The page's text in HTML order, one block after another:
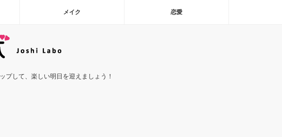
メイク 恋愛
プして、楽しい明日を迎えましょう！